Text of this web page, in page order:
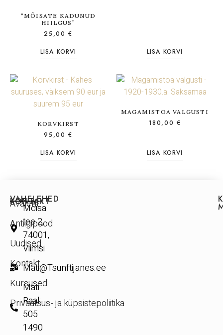
“MÕISATE KADUNUD
HIILGUS”
25,00 €
LISA KORVI
LISA KORVI
KORVKIRST
95,00 €
LISA KORVI
MAGAMISTOA VALGUSTI
180,00 €
LISA KORVI
KONTAKT
Mõisa
tee 2,
74001,
Viimsi
Mati@Tsunftijanes.ee
Mati
Raal:
505
1490
VAHELEHED
Avaleht
Antiigipood
Uudised
Kontakt
Kursused
Privaatsus- ja küpsistepoliitika